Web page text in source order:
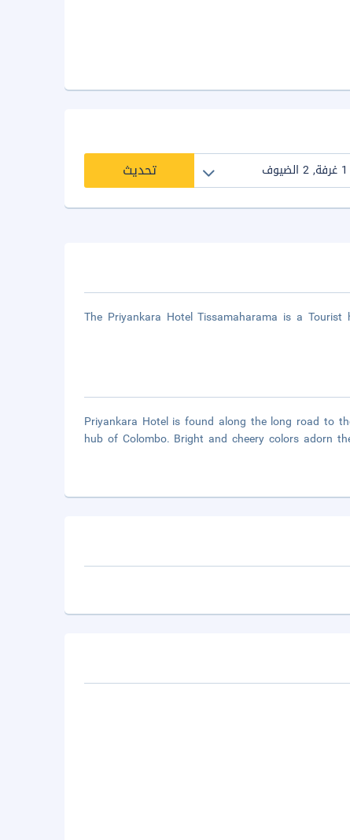
تحديث
The Priyankara Hotel Tissamaharama is a
Priyankara Hotel is found along the long road to
hub of Colombo. Bright and cheery colors adorn